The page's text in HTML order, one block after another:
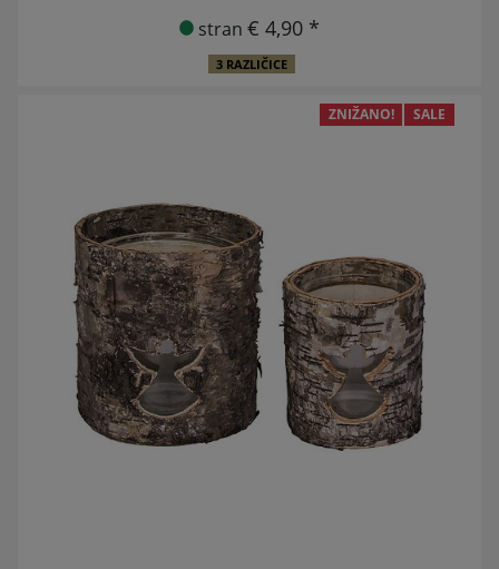
stran€ 4,90 *
3 RAZLIČICE
ZNIŽANO! SALE